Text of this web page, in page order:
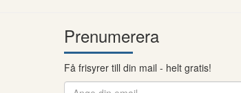
Prenumerera
Få frisyrer till din mail - helt gratis!